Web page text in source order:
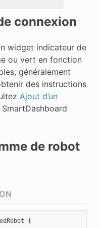
connexion
widget indicateur de
ou vert en fonction
généralement
des instructions
Ajout d’un
de robot
{